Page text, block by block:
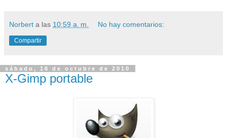
Norbert a las 10:59 a. m. No hay comentarios:
Compartir
sábado, 16 de octubre de 2010
X-Gimp portable